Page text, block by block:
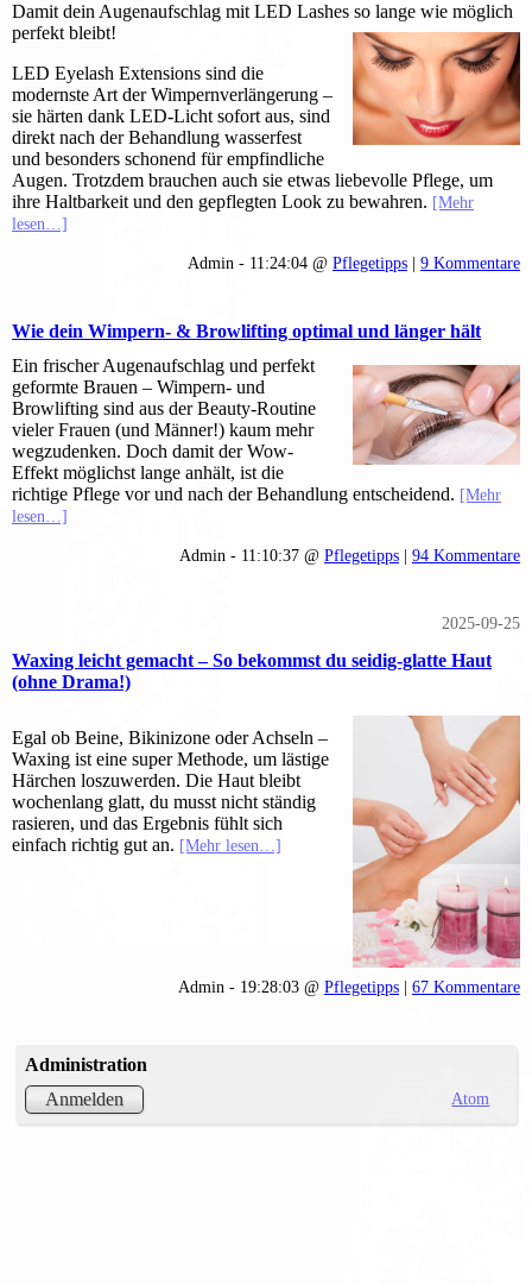
Damit dein Augenaufschlag mit LED Lashes so lange wie möglich
perfekt bleibt!
LED Eyelash Extensions sind die
modernste Art der Wimpernverlängerung –
sie härten dank LED-Licht sofort aus, sind
direkt nach der Behandlung wasserfest
und besonders schonend für empfindliche
Augen. Trotzdem brauchen auch sie etwas liebevolle Pflege, um
ihre Haltbarkeit und den gepflegten Look zu bewahren. [Mehr
lesen…]
Admin - 11:24:04 @ Pflegetipps | 9 Kommentare
Wie dein Wimpern- & Browlifting optimal und länger hält
Ein frischer Augenaufschlag und perfekt
geformte Brauen – Wimpern- und
Browlifting sind aus der Beauty-Routine
vieler Frauen (und Männer!) kaum mehr
wegzudenken. Doch damit der Wow-
Effekt möglichst lange anhält, ist die
richtige Pflege vor und nach der Behandlung entscheidend. [Mehr
lesen…]
Admin - 11:10:37 @ Pflegetipps | 94 Kommentare
2025-09-25
Waxing leicht gemacht – So bekommst du seidig-glatte Haut
(ohne Drama!)
Egal ob Beine, Bikinizone oder Achseln –
Waxing ist eine super Methode, um lästige
Härchen loszuwerden. Die Haut bleibt
wochenlang glatt, du musst nicht ständig
rasieren, und das Ergebnis fühlt sich
einfach richtig gut an. [Mehr lesen…]
Admin - 19:28:03 @ Pflegetipps | 67 Kommentare
Administration
Anmelden
Atom